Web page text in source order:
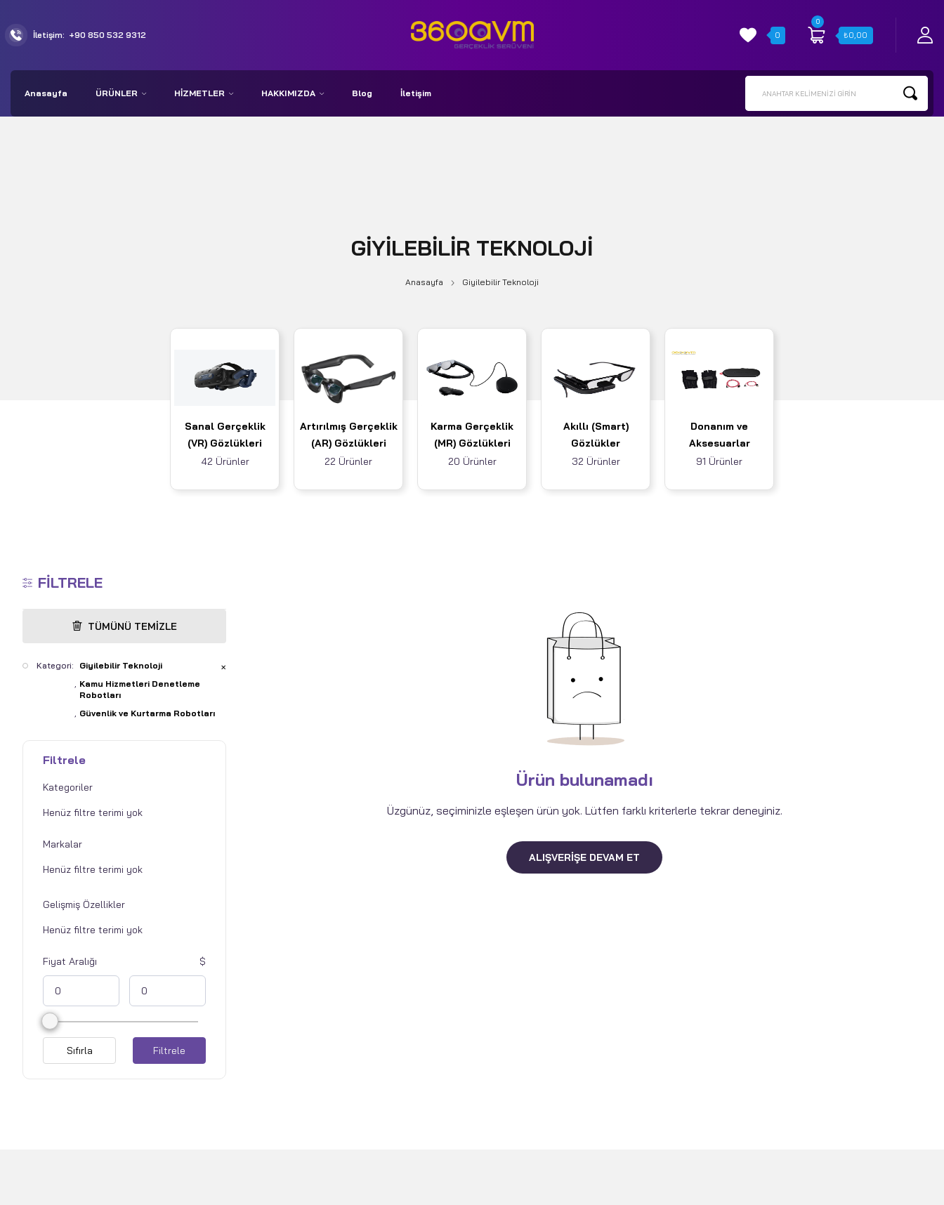
İletişim: +90 850 532 9312 0
0
₺0,00
Anasayfa ÜRÜNLER HIZMETLER HAKKIMIZDA Blog İletişim ANAHTAR KELIMENIZI GIRIN
GIYILEBILIR TEKNOLOJI
Anasayfa Giyilebilir Teknoloji
Sanal Gerçeklik
(VR) Gözlükleri
42 Ürünler
Artırılmış Gerçeklik
(AR) Gözlükleri
22 Ürünler
Karma Gerçeklik
(MR) Gözlükleri
20 Ürünler
Akıllı (Smart)
Gözlükler
32 Ürünler
Donanım ve
Aksesuarlar
91 Ürünler
FILTRELE
TÜMÜNÜ TEMIZLE
Kategori:
Giyilebilir Teknoloji
Kamu Hizmetleri Denetleme
Robotları
Güvenlik ve Kurtarma Robotları
✕
Filtrele
Kategoriler
Markalar
Gelişmiş Özellikler
Fiyat Aralığı
Filtrele
Sıfırla
Ürün bulunamadı
Üzgünüz, seçiminizle eşleşen ürün yok. Lütfen farklı kriterlerle tekrar deneyiniz.
ALIŞVERIŞE DEVAM ET